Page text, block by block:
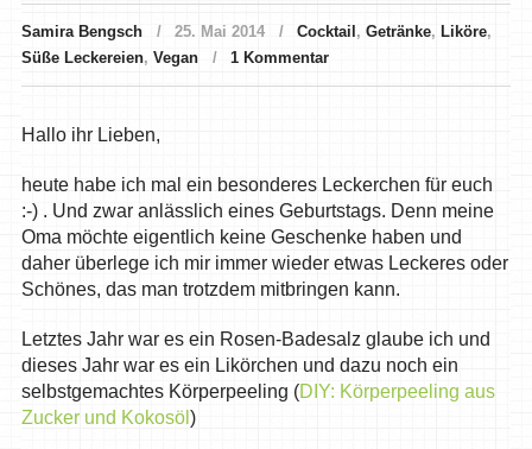
Samira Bengsch 25. Mai 2014 Cocktail , Getränke, Liköre,
Süße Leckereien, Vegan 1 Kommentar
Hallo ihr Lieben,
heute habe ich mal ein besonderes Leckerchen für euch
:-) . Und zwar anlässlich eines Geburtstags. Denn meine
Oma möchte eigentlich keine Geschenke haben und
daher überlege ich mir immer wieder etwas Leckeres oder
Schönes, das man trotzdem mitbringen kann.
Letztes Jahr war es ein Rosen-Badesalz glaube ich und
dieses Jahr war es ein Likörchen und dazu noch ein
selbstgemachtes Körperpeeling (DIY: Körperpeeling aus
Zucker und Kokosöl )